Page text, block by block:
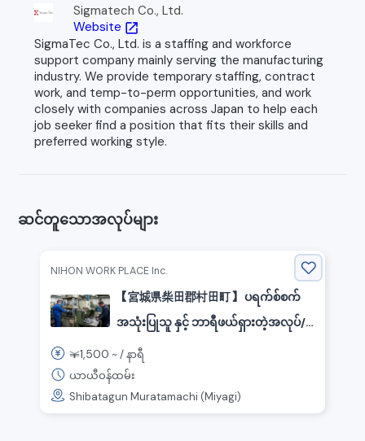
Sigmatech Co., Ltd.
Website open_in_new
SigmaTec Co., Ltd. is a staffing and workforce
support company mainly serving the manufacturing
industry. We provide temporary staffing, contract
work, and temp-to-perm opportunities, and work
closely with companies across Japan to help each
job seeker find a position that fits their skills and
preferred working style.
ဆင်တူသောအလုပ်များ
NIHON WORK PLACE Inc.
【宮城県柴田郡村田町】 ပရက်စ်စက်
အသုံးပြုသူ နှင့် ဘာရီဖယ်ရှားတဲ့အလုပ်/
တစ်နာရီလျှင် 1500 ယန်း/ လှည့်လည်
ဖြင့်
￥1,500 ~ /နာရီ
ယာယီဝန်ထမ်း
Shibatagun Muratamachi (Miyagi)